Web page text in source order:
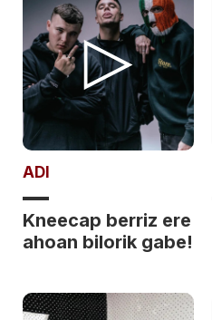
ADI
Kneecap berriz ere
ahoan bilorik gabe!